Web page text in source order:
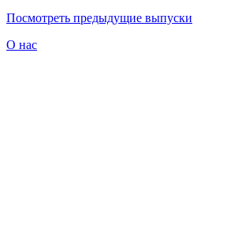
Посмотреть предыдущие выпуски
О нас